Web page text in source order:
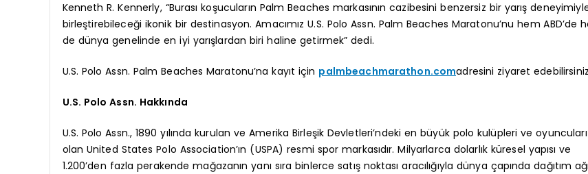
Kenneth R. Kennerly, “Burası koşucuların Palm Beaches markasının cazibesini benzersiz bir yarış
birleştirebileceği ikonik bir destinasyon. Amacımız U.S. Polo Assn. Palm Beaches Maratonu’nu hem ABD’de
de dünya genelinde en iyi yarışlardan biri haline getirmek” dedi.
U.S. Polo Assn. Palm Beaches Maratonu’na kayıt için palmbeachmarathon.comadresini ziyaret
U.S. Polo Assn. Hakkında
U.S. Polo Assn., 1890 yılında kurulan ve Amerika Birleşik Devletleri’ndeki en büyük polo kulüpleri ve
olan United States Polo Association’ın (USPA) resmi spor markasıdır. Milyarlarca dolarlık küresel yapısı ve
1.200’den fazla perakende mağazanın yanı sıra binlerce satış noktası aracılığıyla dünya çapında dağıtım ağı